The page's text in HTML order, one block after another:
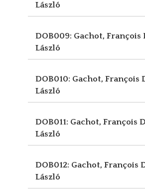
László
DOB009: Gachot, François
László
DOB010: Gachot, François
László
DOB011: Gachot, François
László
DOB012: Gachot, François
László